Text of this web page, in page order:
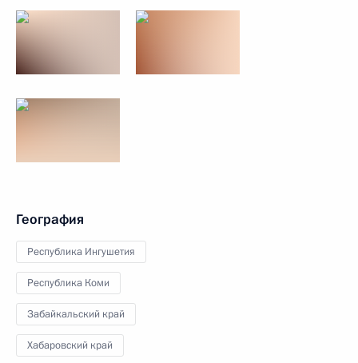
География
Республика Ингушетия
Республика Коми
Забайкальский край
Хабаровский край